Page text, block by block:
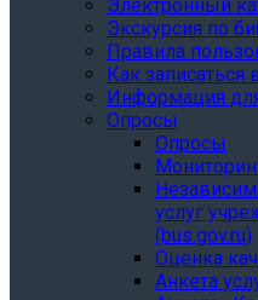
Электронный
Экскурсия по
Правила
Как записаться
Информация
Опросы
Опросы
услуг
(bus.gov.ru)
Оценка
Анкета